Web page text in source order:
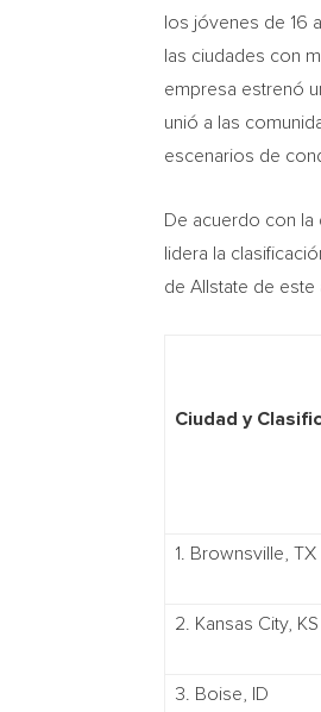
los jóvenes de 16
las ciudades con
empresa estrenó
unió a las
escenarios de
De acuerdo con la
lidera la
de Allstate de
Ciudad y
1. Brownsville, TX
2. Kansas City, KS
3. Boise, ID